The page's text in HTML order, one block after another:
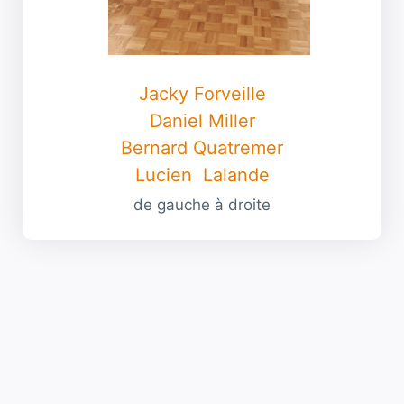
Jacky Forveille
Daniel Miller
Bernard Quatremer
Lucien Lalande
de gauche à droite